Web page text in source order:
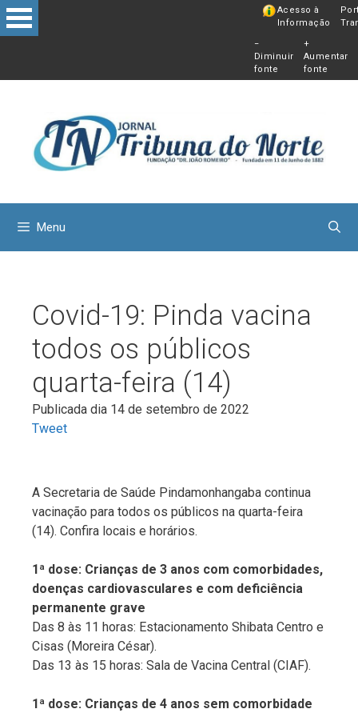
Pular
para
Acesso à
Informação
−
Diminuir
fonte
+
Aumentar
fonte
Menu
Covid-19: Pinda vacina
todos os públicos
quarta-feira (14)
Publicada dia 14 de setembro de 2022
Tweet
A Secretaria de Saúde Pindamonhangaba continua
vacinação para todos os públicos na quarta-feira
(14). Confira locais e horários.
1ª dose: Crianças de 3 anos com comorbidades,
doenças cardiovasculares e com deficiência
permanente grave
Das 8 às 11 horas: Estacionamento Shibata Centro e
Cisas (Moreira César).
Das 13 às 15 horas: Sala de Vacina Central (CIAF).
1ª dose: Crianças de 4 anos sem comorbidade